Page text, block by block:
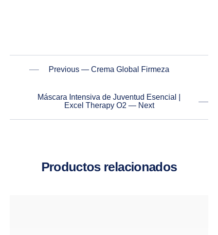
Previous — Crema Global Firmeza
Máscara Intensiva de Juventud Esencial |
Excel Therapy O2 — Next
Productos relacionados